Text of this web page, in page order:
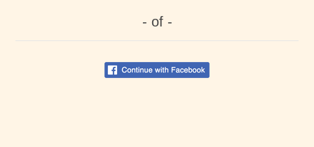
- of -